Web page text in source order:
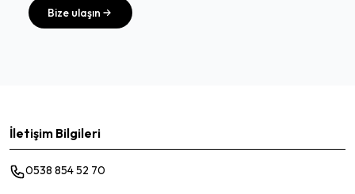
Bize ulaşın
İletişim Bilgileri
0538 854 52 70